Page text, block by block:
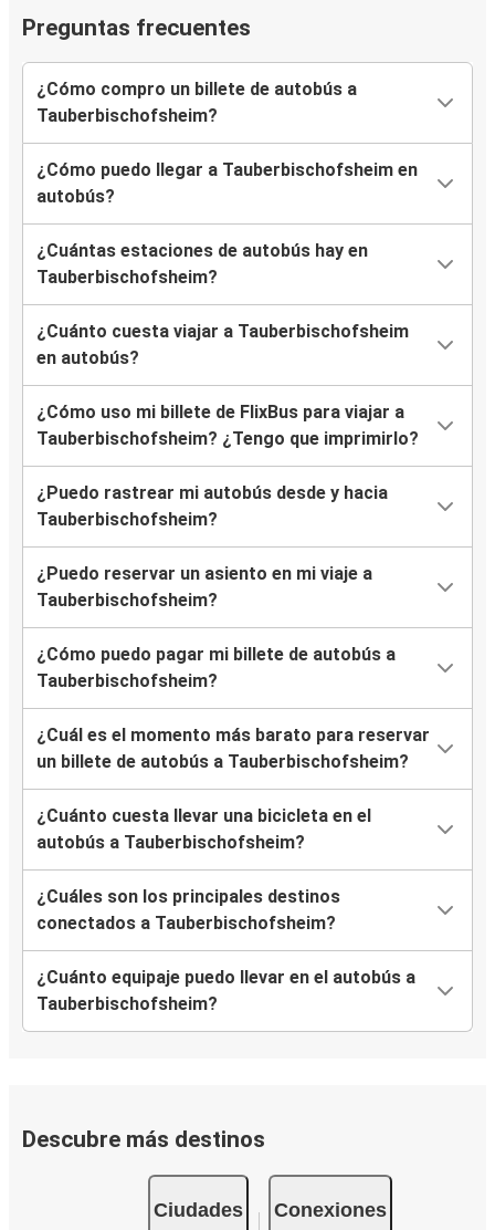
Preguntas frecuentes
¿Cómo compro un billete de autobús a
Tauberbischofsheim?
¿Cómo puedo llegar a Tauberbischofsheim en
autobús?
¿Cuántas estaciones de autobús hay en
Tauberbischofsheim?
¿Cuánto cuesta viajar a Tauberbischofsheim
en autobús?
¿Cómo uso mi billete de FlixBus para viajar a
Tauberbischofsheim? ¿Tengo que imprimirlo?
¿Puedo rastrear mi autobús desde y hacia
Tauberbischofsheim?
¿Puedo reservar un asiento en mi viaje a
Tauberbischofsheim?
¿Cómo puedo pagar mi billete de autobús a
Tauberbischofsheim?
¿Cuál es el momento más barato para reservar
un billete de autobús a Tauberbischofsheim?
¿Cuánto cuesta llevar una bicicleta en el
autobús a Tauberbischofsheim?
¿Cuáles son los principales destinos
conectados a Tauberbischofsheim?
¿Cuánto equipaje puedo llevar en el autobús a
Tauberbischofsheim?
Descubre más destinos
Ciudades Conexiones